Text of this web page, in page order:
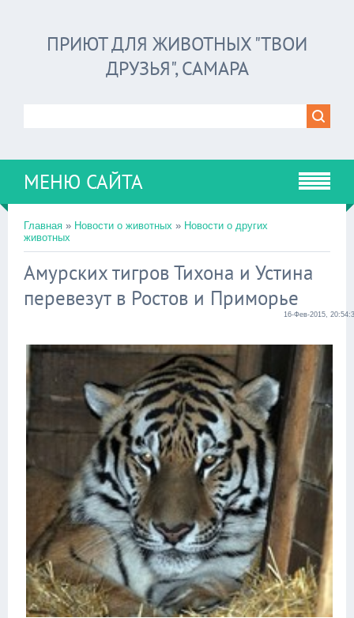
ПРИЮТ ДЛЯ ЖИВОТНЫХ "ТВОИ
ДРУЗЬЯ", САМАРА
МЕНЮ САЙТА
Главная » Новости о животных » Новости о других
животных
Амурских тигров Тихона и Устина
перевезут в Ростов и Приморье
16-Фев-2015,